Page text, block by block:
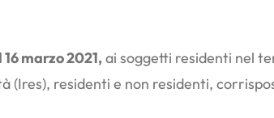
marzo 2021,ai soggetti residenti nel
residenti e non residenti,